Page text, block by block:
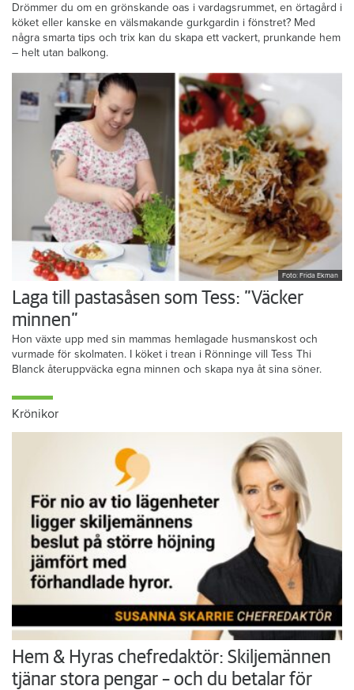
Drömmer du om en grönskande oas i vardagsrummet, en örtagård i
köket eller kanske en välsmakande gurkgardin i fönstret? Med
några smarta tips och trix kan du skapa ett vackert, prunkande hem
– helt utan balkong.
Foto: Frida Ekman
Laga till pastasåsen som Tess: ”Väcker
minnen”
Hon växte upp med sin mammas hemlagade husmanskost och
vurmade för skolmaten. I köket i trean i Rönninge vill Tess Thi
Blanck återuppväcka egna minnen och skapa nya åt sina söner.
Krönikor
Hem & Hyras chefredaktör: Skiljemännen
tjänar stora pengar – och du betalar för